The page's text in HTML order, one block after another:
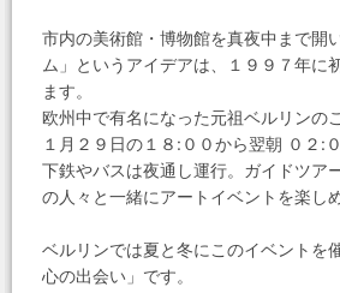
市内の美術館・博物館を真夜中まで開
ム」というアイデアは、１９９７年
ます。
欧州中で有名になった元祖ベルリンの
１月２９日の１８:００から翌朝 ０２
下鉄やバスは夜通し運行。ガイドツア
の人々と一緒にアートイベントを楽し
ベルリンでは夏と冬にこのイベントを
心の出会い」です。